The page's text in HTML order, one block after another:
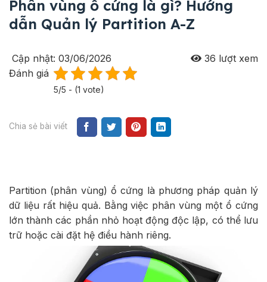
Phân vùng ổ cứng là gì? Hướng
dẫn Quản lý Partition A-Z
Cập nhật: 03/06/2026 36 lượt xem
Đánh giá
5/5 - (1 vote)
Chia sẻ bài viết
Partition (phân vùng) ổ cứng là phương pháp quản lý
dữ liệu rất hiệu quả. Bằng việc phân vùng một ổ cứng
lớn thành các phần nhỏ hoạt động độc lập, có thể lưu
trữ hoặc cài đặt hệ điều hành riêng.